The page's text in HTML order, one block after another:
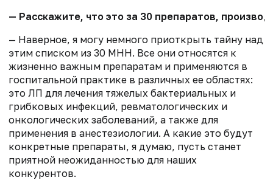
— Расскажите, что это за 30 препаратов,
— Наверное, я могу немного приоткрыть тайну над
этим списком из 30 МНН. Все они относятся к
жизненно важным препаратам и применяются в
госпитальной практике в различных ее областях:
это ЛП для лечения тяжелых бактериальных и
грибковых инфекций, ревматологических и
онкологических заболеваний, а также для
применения в анестезиологии. А какие это будут
конкретные препараты, я думаю, пусть станет
приятной неожиданностью для наших
конкурентов.